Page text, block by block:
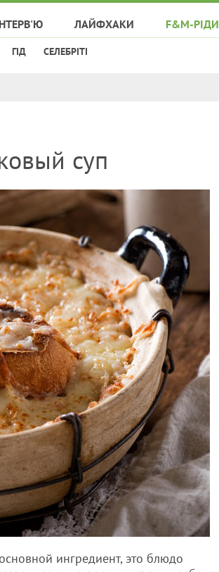
ЛАЙФХАКИ F&M-РІДИ
ГІД СЕЛЕБРІТІ
суп
ингредиент, это блюдо